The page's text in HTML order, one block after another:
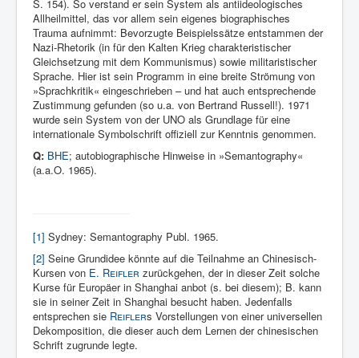
S. 154). So verstand er sein Sy­stem als antiideologi­sches
Allheil­mittel, das vor allem sein eigenes bio­graphisches
Trauma auf­nimmt: Bevor­zugte Beispiels­sätze ent­stammen der
Nazi-Rhetorik (in für den Kal­ten Krieg charakteristi­scher
Gleichsetzung mit dem Kommu­nismus) sowie militaristischer
Sprache. Hier ist sein Pro­gramm in eine breite Strömung von
»Sprachkritik« eingeschrieben – und hat auch ent­sprechende
Zu­stimmung gefunden (so u.a. von Bertrand Rus­sell!). 1971
wurde sein System von der UNO als Grund­lage für eine
internatio­nale Sym­bolschrift offiziell zur Kenntnis ge­nommen.
Q: BHE; autobiographische Hinweise in »Semantography«
(a.a.O. 1965).
[1] Sydney: Semantography Publ. 1965.
[2] Seine Grundidee könnte auf die Teilnahme an Chinesisch-
Kursen von E. Reifler zurückgehen, der in dieser Zeit solche
Kurse für Europäer in Shanghai anbot (s. bei diesem); B. kann
sie in seiner Zeit in Shanghai besucht haben. Jedenfalls
entsprechen sie Reiflers Vorstellungen von einer universellen
Dekomposition, die dieser auch dem Lernen der chinesischen
Schrift zugrunde legte.